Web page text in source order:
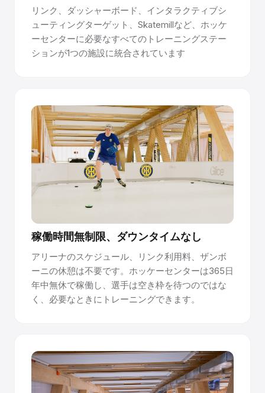
リンク、ダッシャーボード、インタラクティブシ
ューティングターゲット、Skatemillなど、ホッケ
ーセンターに必要なすべてのトレーニングステー
ションが1つの施設に統合されています
稼働時間無制限、ダウンタイムなし
アリーナのスケジュール、リンク利用料、ザンボ
ーニの休憩は不要です。ホッケーセンターは365日
年中無休で稼働し、選手は空き枠を待つのではな
く、必要なときにトレーニングできます。